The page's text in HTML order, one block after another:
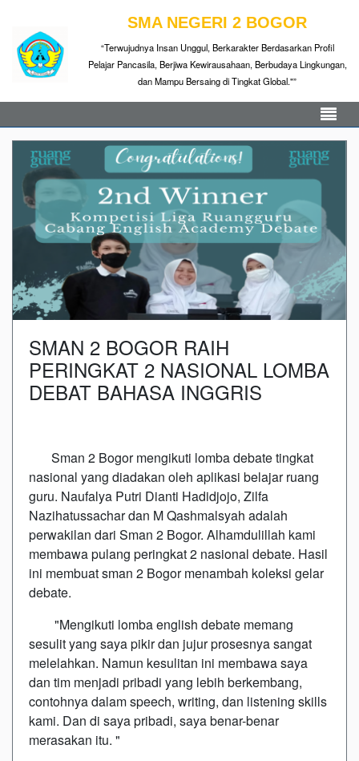
SMA NEGERI 2 BOGOR
“Terwujudnya Insan Unggul, Berkarakter Berdasarkan Profil
Pelajar Pancasila, Berjiwa Kewirausahaan, Berbudaya Lingkungan,
dan Mampu Bersaing di Tingkat Global."”
SMAN 2 BOGOR RAIH
PERINGKAT 2 NASIONAL LOMBA
DEBAT BAHASA INGGRIS
Sman 2 Bogor mengikuti lomba debate tingkat
nasional yang diadakan oleh aplikasi belajar ruang
guru. Naufalya Putri Dianti Hadidjojo, Zilfa
Nazihatussachar dan M Qashmalsyah adalah
perwakilan dari Sman 2 Bogor. Alhamdulillah kami
membawa pulang peringkat 2 nasional debate. Hasil
ini membuat sman 2 Bogor menambah koleksi gelar
debate.
"Mengikuti lomba english debate memang
sesulit yang saya pikir dan jujur prosesnya sangat
melelahkan. Namun kesulitan ini membawa saya
dan tim menjadi pribadi yang lebih berkembang,
contohnya dalam speech, writing, dan listening skills
kami. Dan di saya pribadi, saya benar-benar
merasakan itu. "